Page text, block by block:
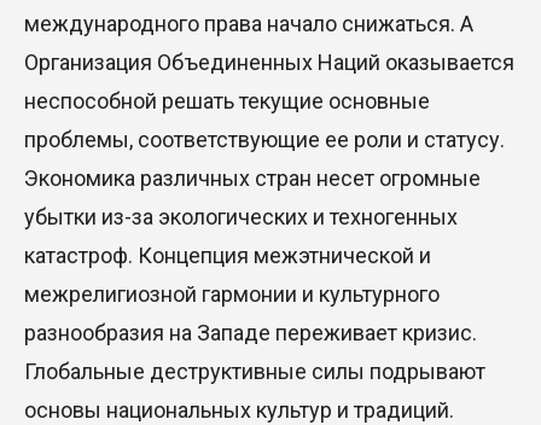
международного права начало снижаться. А
Организация Объединенных Наций оказывается
неспособной решать текущие основные
проблемы, соответствующие ее роли и статусу.
Экономика различных стран несет огромные
убытки из-за экологических и техногенных
катастроф. Концепция межэтнической и
межрелигиозной гармонии и культурного
разнообразия на Западе переживает кризис.
Глобальные деструктивные силы подрывают
основы национальных культур и традиций.